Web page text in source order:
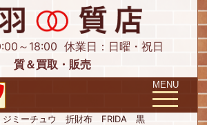
～18:00 休業日：日曜・祝日
質＆買取・販売
Toggle
MENU
ジミーチュウ 折財布 FRIDA 黒